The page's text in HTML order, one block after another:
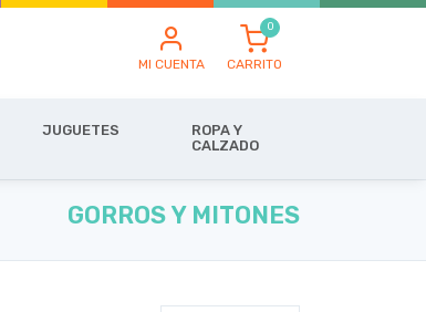
MI CUENTA CARRITO
JUGUETES
ROPA Y
CALZADO
GORROS Y MITONES